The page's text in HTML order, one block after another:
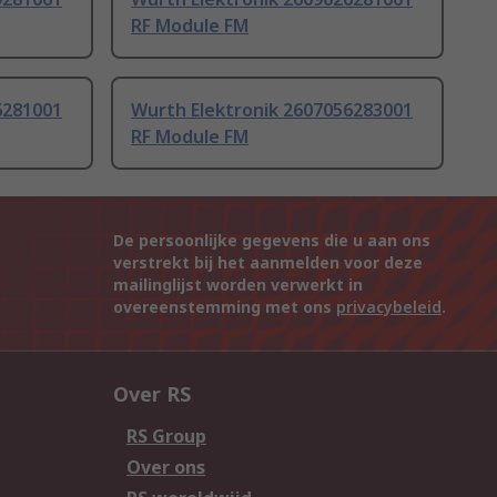
RF Module FM
Wurth Elektronik 2607056283001
RF Module FM
De persoonlijke gegevens die u aan ons
verstrekt bij het aanmelden voor deze
mailinglijst worden verwerkt in
overeenstemming met ons privacybeleid.
Over RS
RS Group
Over ons